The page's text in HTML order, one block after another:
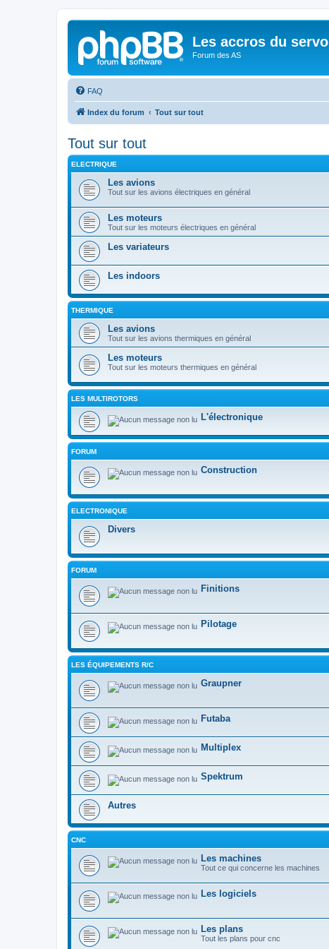
Les accros du servo
Forum des AS
FAQ
Index du forum Tout sur tout
Tout sur tout
ELECTRIQUE
Les avions
Tout sur les avions électriques en général
Les moteurs
Tout sur les moteurs électriques en général
Les variateurs
Les indoors
THERMIQUE
Les avions
Tout sur les avions thermiques en général
Les moteurs
Tout sur les moteurs thermiques en général
LES MULTIROTORS
L'électronique
FORUM
Construction
ELECTRONIQUE
Divers
FORUM
Finitions
Pilotage
LES ÉQUIPEMENTS R/C
Graupner
Futaba
Multiplex
Spektrum
Autres
CNC
Les machines
Tout ce qui concerne les machines
Les logiciels
Les plans
Tout les plans pour cnc